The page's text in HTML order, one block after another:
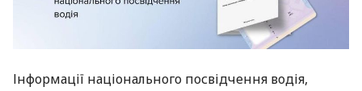
Інформації національного посвідчення водія,